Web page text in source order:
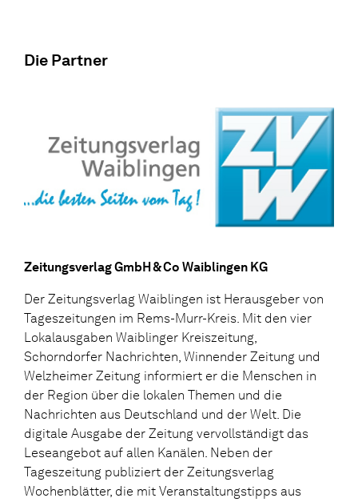
Die Partner
Zeitungsverlag GmbH & Co Waiblingen KG
Der Zeitungsverlag Waiblingen ist Herausgeber von
Tageszeitungen im Rems-Murr-Kreis. Mit den vier
Lokalausgaben Waiblinger Kreiszeitung,
Schorndorfer Nachrichten, Winnender Zeitung und
Welzheimer Zeitung informiert er die Menschen in
der Region über die lokalen Themen und die
Nachrichten aus Deutschland und der Welt. Die
digitale Ausgabe der Zeitung vervollständigt das
Leseangebot auf allen Kanälen. Neben der
Tageszeitung publiziert der Zeitungsverlag
Wochenblätter, die mit Veranstaltungstipps aus